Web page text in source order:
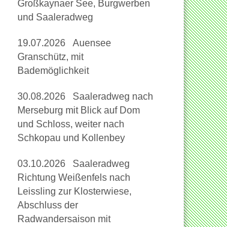
Großkaynaer See, Burgwerben
und Saaleradweg
19.07.2026 Auensee
Granschütz, mit
Bademöglichkeit
30.08.2026 Saaleradweg nach
Merseburg mit Blick auf Dom
und Schloss, weiter nach
Schkopau und Kollenbey
03.10.2026 Saaleradweg
Richtung Weißenfels nach
Leissling zur Klosterwiese,
Abschluss der
Radwandersaison mit